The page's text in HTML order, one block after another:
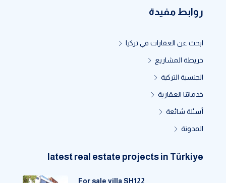
روابط مفيدة
ابحث عن العقارات في تركيا
خريطة المشاريع
الجنسية التركية
خدماتنا العقارية
أسئلة شائعة
المدونة
latest real estate projects in Türkiye
For sale villa SH122